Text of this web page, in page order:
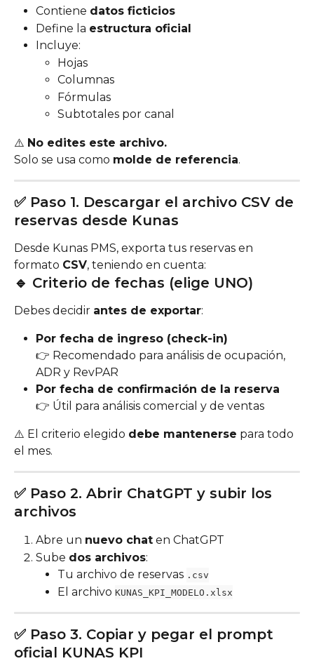
Contiene datos ficticios
Define la estructura oficial
Incluye:
Hojas
Columnas
Fórmulas
Subtotales por canal
⚠️ No edites este archivo.
Solo se usa como molde de referencia.
✅ Paso 1. Descargar el archivo CSV de
reservas desde Kunas
Desde Kunas PMS, exporta tus reservas en
formato CSV, teniendo en cuenta:
🔹 Criterio de fechas (elige UNO)
Debes decidir antes de exportar:
Por fecha de ingreso (check-in)
👉 Recomendado para análisis de ocupación,
ADR y RevPAR
Por fecha de confirmación de la reserva
👉 Útil para análisis comercial y de ventas
⚠️ El criterio elegido debe mantenerse para todo
el mes.
✅ Paso 2. Abrir ChatGPT y subir los
archivos
Abre un nuevo chat en ChatGPT
Sube dos archivos:
Tu archivo de reservas .csv
El archivo KUNAS_KPI_MODELO.xlsx
✅ Paso 3. Copiar y pegar el prompt
oficial KUNAS KPI